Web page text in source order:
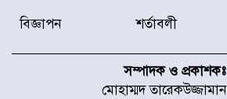
করেছে র‌্যাব-১
চূড়ান্ত পর্যায়ে :
বিজ্ঞাপন শর্তাবলী
সম্পাদক ও প্রকাশকঃ
মোহাম্মদ